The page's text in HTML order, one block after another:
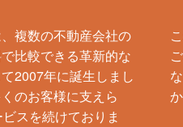
複数の不動産会社の
比較できる革新的な
2007年に誕生しまし
のお客様に支えら
スを続けておりま